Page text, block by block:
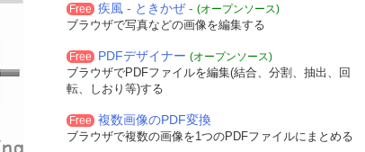
Free 疾風 - ときかぜ - (オープンソース)
ブラウザで写真などの画像を編集する
Free PDFデザイナー (オープンソース)
ブラウザでPDFファイルを編集(結合、分割、抽出、回
転、しおり等)する
Free 複数画像のPDF変換
ブラウザで複数の画像を1つのPDFファイルにまとめる